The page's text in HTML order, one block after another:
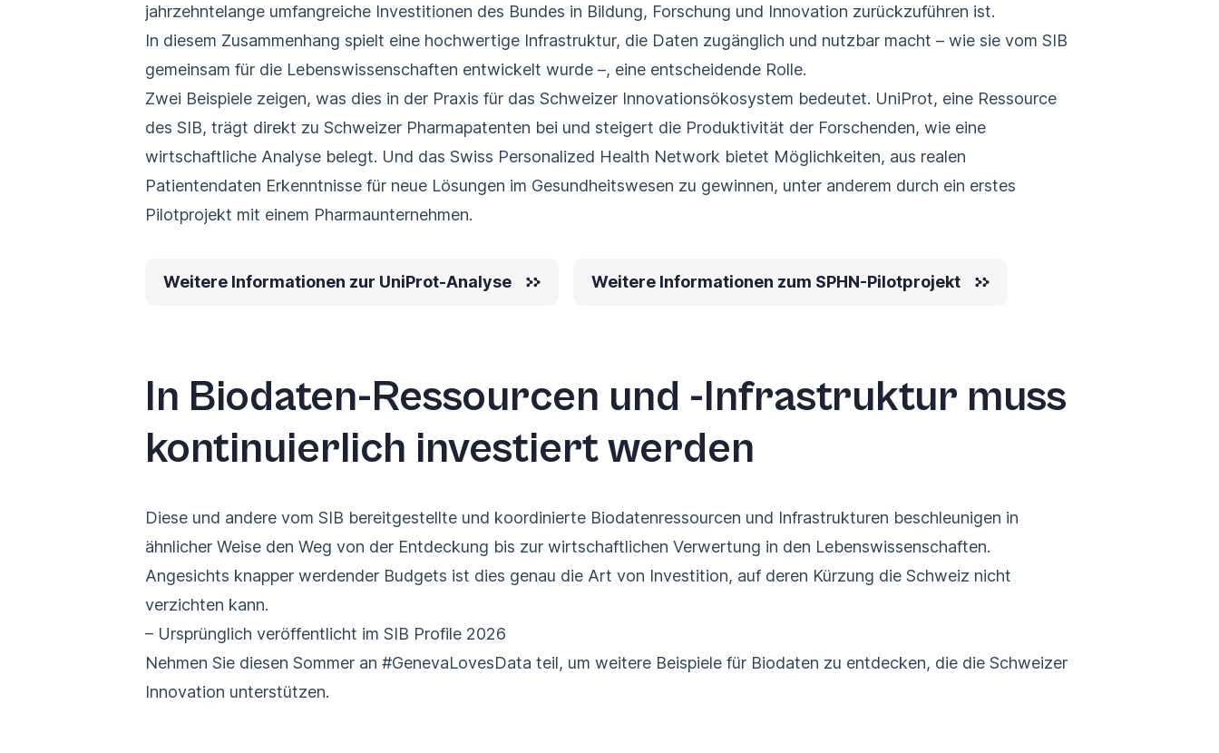
jahrzehntelange umfangreiche Investitionen des Bundes in Bildung, Forschung und Innovation zurückzuführen ist.
In diesem Zusammenhang spielt eine hochwertige Infrastruktur, die Daten zugänglich und nutzbar macht – wie sie vom SIB
gemeinsam für die Lebenswissenschaften entwickelt wurde –, eine entscheidende Rolle.
Zwei Beispiele zeigen, was dies in der Praxis für das Schweizer Innovationsökosystem bedeutet. UniProt, eine Ressource
des SIB, trägt direkt zu Schweizer Pharmapatenten bei und steigert die Produktivität der Forschenden, wie eine
wirtschaftliche Analyse belegt. Und das Swiss Personalized Health Network bietet Möglichkeiten, aus realen
Patientendaten Erkenntnisse für neue Lösungen im Gesundheitswesen zu gewinnen, unter anderem durch ein erstes
Pilotprojekt mit einem Pharmaunternehmen.
Weitere Informationen zur UniProt-Analyse Weitere Informationen zum SPHN-Pilotprojekt
In Biodaten-Ressourcen und -Infrastruktur muss
kontinuierlich investiert werden
Diese und andere vom SIB bereitgestellte und koordinierte Biodatenressourcen und Infrastrukturen beschleunigen in
ähnlicher Weise den Weg von der Entdeckung bis zur wirtschaftlichen Verwertung in den Lebenswissenschaften.
Angesichts knapper werdender Budgets ist dies genau die Art von Investition, auf deren Kürzung die Schweiz nicht
verzichten kann.
– Ursprünglich veröffentlicht im SIB Profile 2026
Nehmen Sie diesen Sommer an #GenevaLovesData teil, um weitere Beispiele für Biodaten zu entdecken, die die Schweizer
Innovation unterstützen.